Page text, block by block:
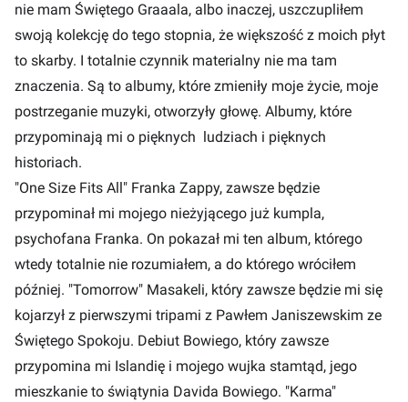
nie mam Świętego Graaala, albo inaczej, uszczupliłem
swoją kolekcję do tego stopnia, że większość z moich płyt
to skarby. I totalnie czynnik materialny nie ma tam
znaczenia. Są to albumy, które zmieniły moje życie, moje
postrzeganie muzyki, otworzyły głowę. Albumy, które
przypominają mi o pięknych ludziach i pięknych
historiach.
"One Size Fits All" Franka Zappy, zawsze będzie
przypominał mi mojego nieżyjącego już kumpla,
psychofana Franka. On pokazał mi ten album, którego
wtedy totalnie nie rozumiałem, a do którego wróciłem
później. "Tomorrow" Masakeli, który zawsze będzie mi się
kojarzył z pierwszymi tripami z Pawłem Janiszewskim ze
Świętego Spokoju. Debiut Bowiego, który zawsze
przypomina mi Islandię i mojego wujka stamtąd, jego
mieszkanie to świątynia Davida Bowiego. "Karma"